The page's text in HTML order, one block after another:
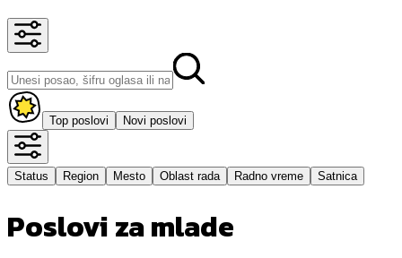
Top poslovi Novi poslovi
Status Region Mesto Oblast rada Radno vreme Satnica
Poslovi za mlade